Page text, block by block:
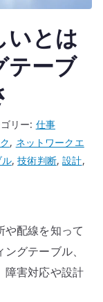
いとは
テーブ
リー: 仕事
, ネットワークエ
,技術判断,設計,
や配線を知って
グテーブル、
障害対応や設計